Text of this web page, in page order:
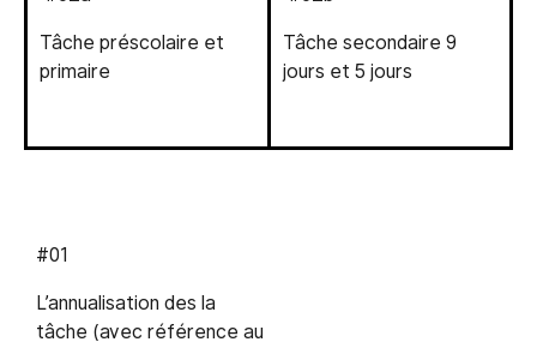
Tâche préscolaire et
primaire
Tâche secondaire 9
jours et 5 jours
#01
L’annualisation des la
tâche (avec référence au